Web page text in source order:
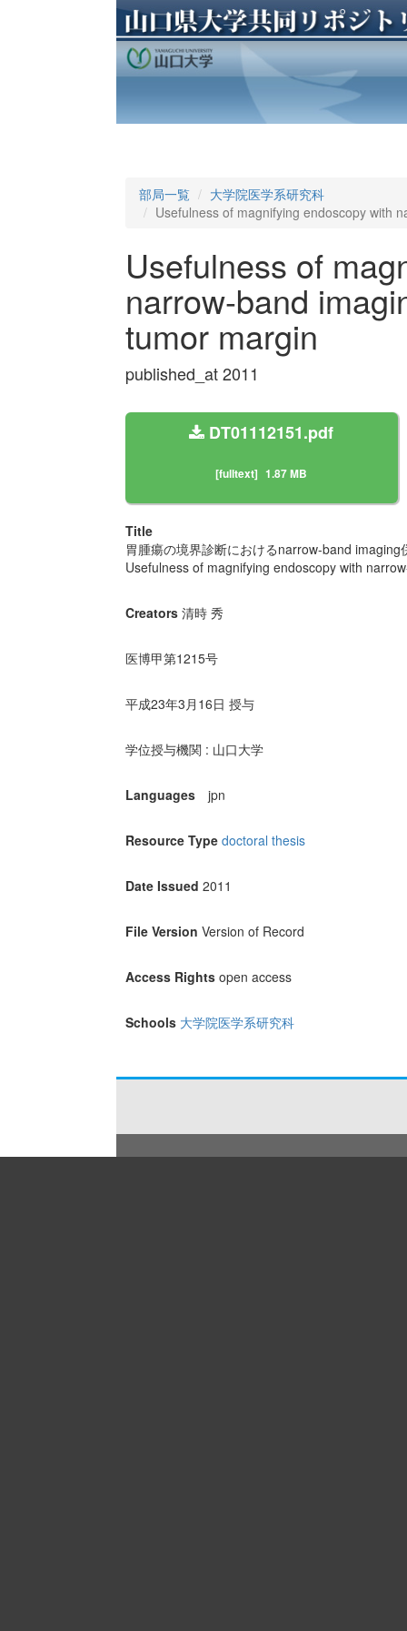
部局一覧
大学院医学系研究科
Usefulness of magnifying endoscopy with
Usefulness of
narrow-band
tumor margin
published_at 2011
DT01112151.pdf
[fulltext] 1.87 MB
Title
胃腫瘍の境界診断におけるnarrow-band imaging
Usefulness of magnifying endoscopy with
Creators 清時 秀
医博甲第1215号
平成23年3月16日 授与
学位授与機関 : 山口大学
Languages jpn
Resource Type doctoral thesis
Date Issued 2011
File Version Version of Record
Access Rights open access
Schools 大学院医学系研究科